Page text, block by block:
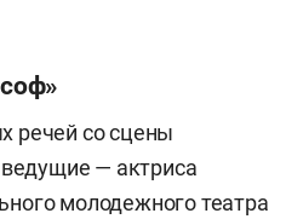
речей со сцены
— актриса
молодежного театра